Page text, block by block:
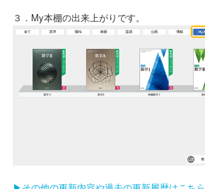
３．My本棚の出来上がりです。